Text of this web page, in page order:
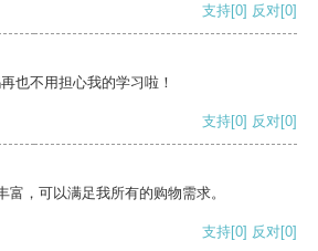
支持[0] 反对[0]
也不用担心我的学习啦！
支持[0] 反对[0]
富，可以满足我所有的购物需求。
支持[0] 反对[0]